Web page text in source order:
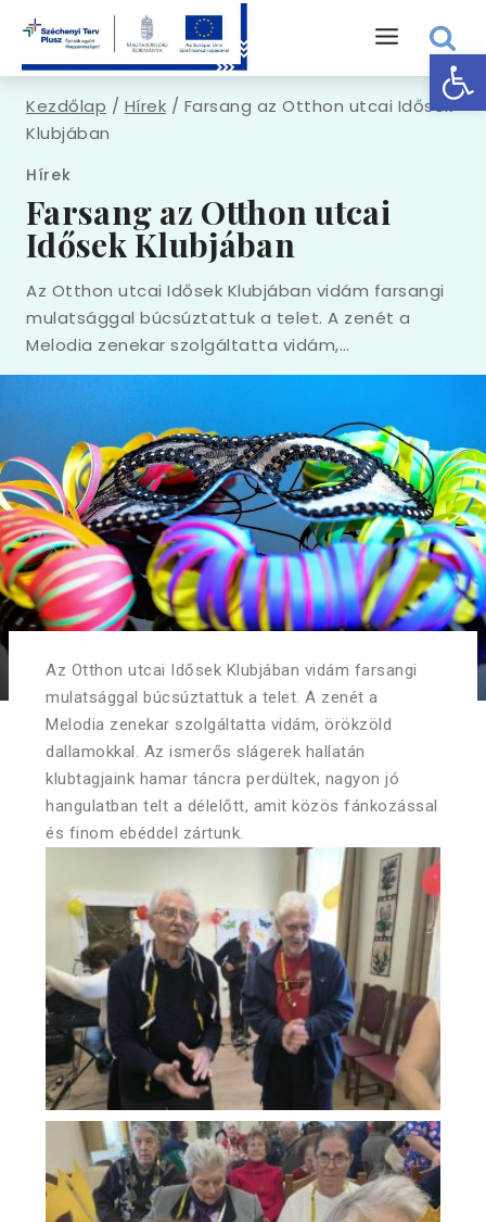
Kezdőlap / Hírek / Farsang az Otthon utcai Idősek
Klubjában
Hírek
Farsang az Otthon utcai
Idősek Klubjában
Az Otthon utcai Idősek Klubjában vidám farsangi
mulatsággal búcsúztattuk a telet. A zenét a
Melodia zenekar szolgáltatta vidám,…
Az Otthon utcai Idősek Klubjában vidám farsangi
mulatsággal búcsúztattuk a telet. A zenét a
Melodia zenekar szolgáltatta vidám, örökzöld
dallamokkal. Az ismerős slágerek hallatán
klubtagjaink hamar táncra perdültek, nagyon jó
hangulatban telt a délelőtt, amit közös fánkozással
és finom ebéddel zártunk.